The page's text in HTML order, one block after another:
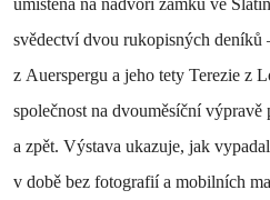
svědectví dvou rukopisných deníků
z Auerspergu a jeho tety Terezie z
společnost na dvouměsíční
a zpět. Výstava ukazuje, jak
v době bez fotografií a mobilních